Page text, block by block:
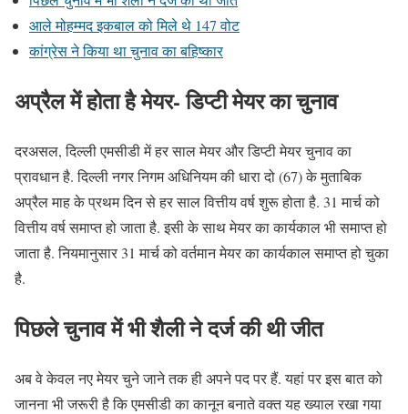
आले मोहम्मद इकबाल को मिले थे 147 वोट
कांग्रेस ने किया था चुनाव का बहिष्कार
अप्रैल में होता है मेयर- डिप्टी मेयर का चुनाव
दरअसल, दिल्ली एमसीडी में हर साल मेयर और डिप्टी मेयर चुनाव का
प्रावधान है. दिल्ली नगर निगम अधिनियम की धारा दो (67) के मुताबिक
अप्रैल माह के प्रथम दिन से हर साल वित्तीय वर्ष शुरू होता है. 31 मार्च को
वित्तीय वर्ष समाप्त हो जाता है. इसी के साथ मेयर का कार्यकाल भी समाप्त हो
जाता है. नियमानुसार 31 मार्च को वर्तमान मेयर का कार्यकाल समाप्त हो चुका
है.
पिछले चुनाव में भी शैली ने दर्ज की थी जीत
अब वे केवल नए मेयर चुने जाने तक ही अपने पद पर हैं. यहां पर इस बात को
जानना भी जरूरी है कि एमसीडी का कानून बनाते वक्त यह ख्याल रखा गया